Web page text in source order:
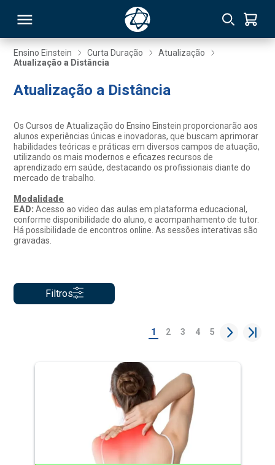
Ensino Einstein Curta Duração
Atualização
Atualização a Distância
Atualização a Distância
Os Cursos de Atualização do Ensino Einstein proporcionarão aos
alunos experiências únicas e inovadoras, que buscam aprimorar
habilidades teóricas e práticas em diversos campos de atuação,
utilizando os mais modernos e eficazes recursos de
aprendizado em saúde, destacando os profissionais diante do
mercado de trabalho.
Modalidade
EAD:Acesso ao video das aulas em plataforma educacional,
conforme disponibilidade do aluno, e acompanhamento de tutor.
Há possibilidade de encontros online. As sessões interativas são
gravadas.
Filtros
1 2 3 4 5